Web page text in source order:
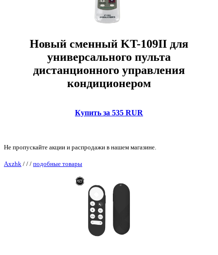
Новый сменный KT-109II для
универсального пульта
дистанционного управления
кондиционером
Купить за 535 RUR
Не пропускайте акции и распродажи в нашем магазине.
Axzhk / / / подобные товары